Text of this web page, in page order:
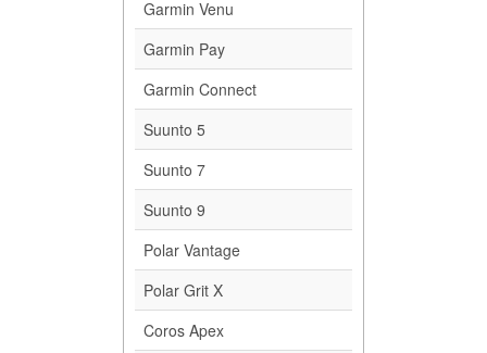
Garmin Venu
Garmin Pay
Garmin Connect
Suunto 5
Suunto 7
Suunto 9
Polar Vantage
Polar Grit X
Coros Apex